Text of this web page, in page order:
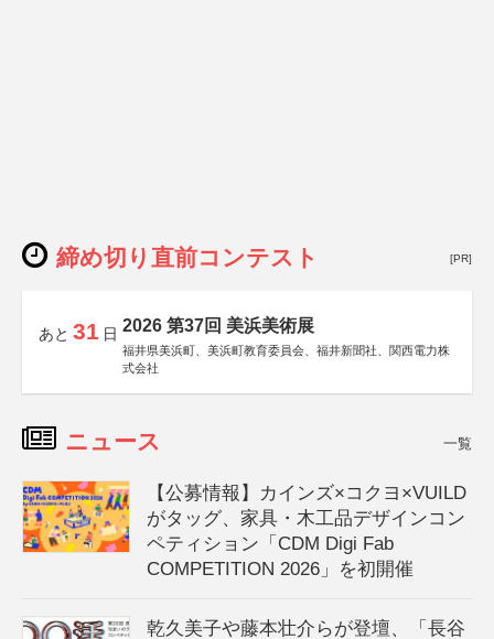
締め切り直前コンテスト [PR]
あと 31 日 2026 第37回 美浜美術展
福井県美浜町、美浜町教育委員会、福井新聞社、関西電力株
式会社
ニュース 一覧
【公募情報】カインズ×コクヨ×VUILD
がタッグ、家具・木工品デザインコン
ペティション「CDM Digi Fab
COMPETITION 2026」を初開催
乾久美子や藤本壮介らが登壇、「長谷